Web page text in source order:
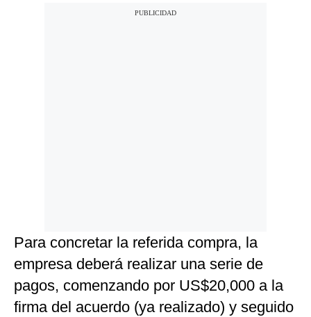
Para concretar la referida compra, la
empresa deberá realizar una serie de
pagos, comenzando por US$20,000 a la
firma del acuerdo (ya realizado) y seguido